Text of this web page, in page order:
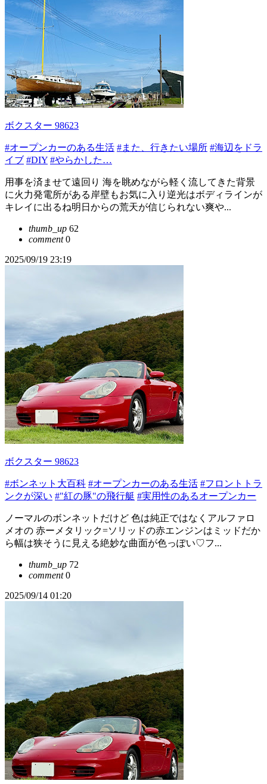
ボクスター 98623
#オープンカーのある生活 #また、行きたい場所 #海辺をドラ
イブ #DIY #やらかした…
用事を済ませて遠回り 海を眺めながら軽く流してきた背景
に火力発電所がある岸壁もお気に入り逆光はボディラインが
キレイに出るね明日からの荒天が信じられない爽や...
thumb_up 62
comment0
2025/09/19 23:19
ボクスター 98623
#ボンネット大百科 #オープンカーのある生活 #フロントトラ
ンクが深い #"紅の豚"の飛行艇 #実用性のあるオープンカー
ノーマルのボンネットだけど 色は純正ではなくアルファロ
メオの 赤ーメタリック=ソリッドの赤エンジンはミッドだか
ら幅は狭そうに見える絶妙な曲面が色っぽい♡フ...
thumb_up 72
comment0
2025/09/14 01:20